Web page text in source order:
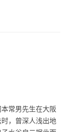
常男先生在大阪
，曾深人浅出地